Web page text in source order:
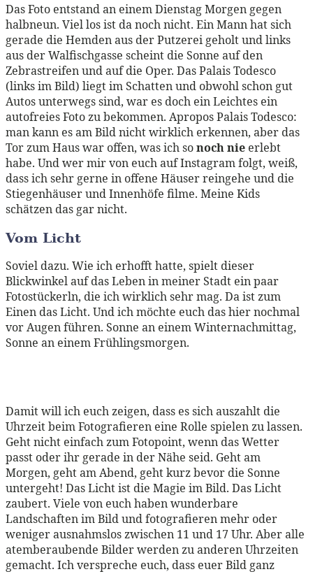
Das Foto entstand an einem Dienstag Morgen gegen
halbneun. Viel los ist da noch nicht. Ein Mann hat sich
gerade die Hemden aus der Putzerei geholt und links
aus der Walfischgasse scheint die Sonne auf den
Zebrastreifen und auf die Oper. Das Palais Todesco
(links im Bild) liegt im Schatten und obwohl schon gut
Autos unterwegs sind, war es doch ein Leichtes ein
autofreies Foto zu bekommen. Apropos Palais Todesco:
man kann es am Bild nicht wirklich erkennen, aber das
Tor zum Haus war offen, was ich sonoch nie erlebt
habe. Und wer mir von euch auf Instagram folgt, weiß,
dass ich sehr gerne in offene Häuser reingehe und die
Stiegenhäuser und Innenhöfe filme. Meine Kids
schätzen das gar nicht.
Vom Licht
Soviel dazu. Wie ich erhofft hatte, spielt dieser
Blickwinkel auf das Leben in meiner Stadt ein paar
Fotostückerln, die ich wirklich sehr mag. Da ist zum
Einen das Licht. Und ich möchte euch das hier nochmal
vor Augen führen. Sonne an einem Winternachmittag,
Sonne an einem Frühlingsmorgen.
Damit will ich euch zeigen, dass es sich auszahlt die
Uhrzeit beim Fotografieren eine Rolle spielen zu lassen.
Geht nicht einfach zum Fotopoint, wenn das Wetter
passt oder ihr gerade in der Nähe seid. Geht am
Morgen, geht am Abend, geht kurz bevor die Sonne
untergeht! Das Licht ist die Magie im Bild. Das Licht
zaubert. Viele von euch haben wunderbare
Landschaften im Bild und fotografieren mehr oder
weniger ausnahmslos zwischen 11 und 17 Uhr. Aber alle
atemberaubende Bilder werden zu anderen Uhrzeiten
gemacht. Ich verspreche euch, dass euer Bild ganz